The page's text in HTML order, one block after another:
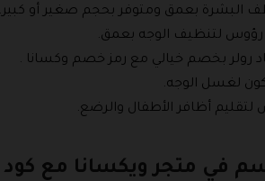
البشرة بعمق ومتوفر بحجم صغير أو كبير.
رؤوس لتنظيف الوجه بعمق.
رولر بخصم خيالي مع رمز خصم وكسانا .
لغسل الوجه.
أظافر الأطفال والرضع.
في متجر ويكسانا مع